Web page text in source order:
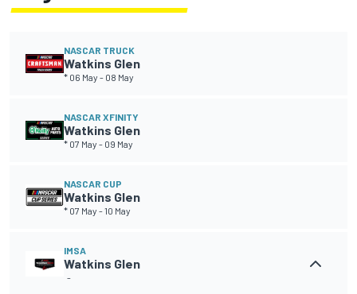
NASCAR TRUCK
Watkins Glen
* 06 May - 08 May
NASCAR XFINITY
Watkins Glen
* 07 May - 09 May
NASCAR CUP
Watkins Glen
* 07 May -10 May
IMSA
Watkins Glen
-